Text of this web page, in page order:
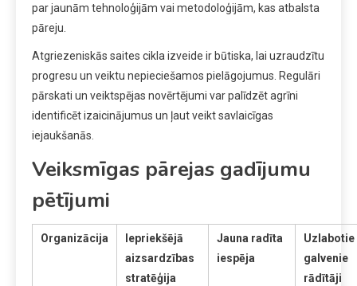
par jaunām tehnoloģijām vai metodoloģijām, kas atbalsta
pāreju.
Atgriezeniskās saites cikla izveide ir būtiska, lai uzraudzītu
progresu un veiktu nepieciešamos pielāgojumus. Regulāri
pārskati un veiktspējas novērtējumi var palīdzēt agrīni
identificēt izaicinājumus un ļaut veikt savlaicīgas
iejaukšanās.
Veiksmīgas pārejas gadījumu
pētījumi
Organizācija
Iepriekšējā
aizsardzības
stratēģija
Jauna radīta
iespēja
Uzlabotie
galvenie
rādītāji